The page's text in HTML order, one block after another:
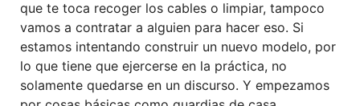
que te toca recoger los cables o limpiar, tampoco
vamos a contratar a alguien para hacer eso. Si
estamos intentando construir un nuevo modelo, por
lo que tiene que ejercerse en la práctica, no
solamente quedarse en un discurso. Y empezamos